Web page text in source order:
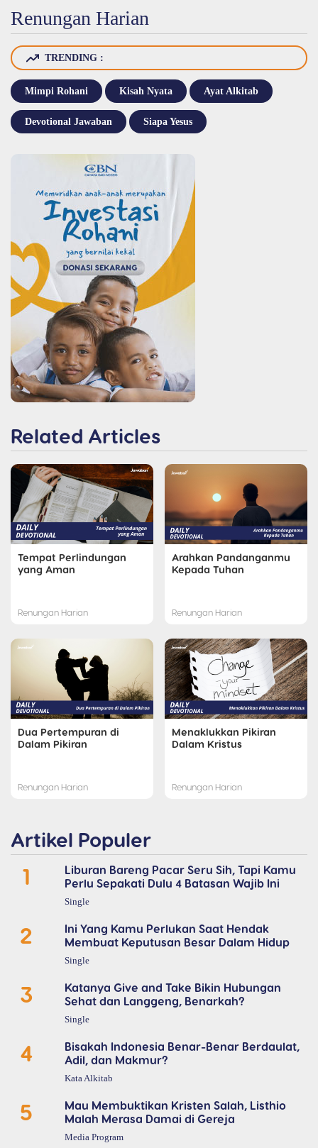
Renungan Harian
TRENDING :
Mimpi Rohani Kisah Nyata Ayat Alkitab
Devotional Jawaban Siapa Yesus
Related Articles
Tempat Perlindungan
yang Aman
Renungan Harian
Arahkan Pandanganmu
Kepada Tuhan
Renungan Harian
Dua Pertempuran di
Dalam Pikiran
Renungan Harian
Menaklukkan Pikiran
Dalam Kristus
Renungan Harian
Artikel Populer
1
Liburan Bareng Pacar Seru Sih, Tapi Kamu
Perlu Sepakati Dulu 4 Batasan Wajib Ini
Single
2
Ini Yang Kamu Perlukan Saat Hendak
Membuat Keputusan Besar Dalam Hidup
Single
3
Katanya Give and Take Bikin Hubungan
Sehat dan Langgeng, Benarkah?
Single
4
Bisakah Indonesia Benar-Benar Berdaulat,
Adil, dan Makmur?
Kata Alkitab
5
Mau Membuktikan Kristen Salah, Listhio
Malah Merasa Damai di Gereja
Media Program